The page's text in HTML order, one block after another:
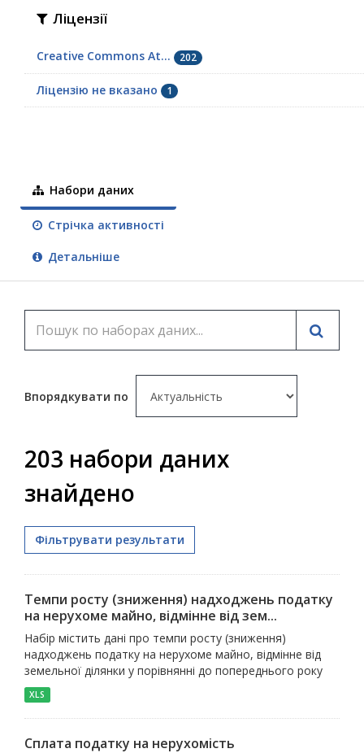
Ліцензії
Creative Commons At... 202
Ліцензію не вказано 1
Набори даних
Стрічка активності
Детальніше
Впорядкувати по
203 набори даних
знайдено
Фільтрувати результати
Темпи росту (зниження) надходжень податку
на нерухоме майно, відмінне від зем...
Набір містить дані про темпи росту (зниження)
надходжень податку на нерухоме майно, відмінне від
земельної ділянки у порівнянні до попереднього року
XLS
Сплата податку на нерухомість